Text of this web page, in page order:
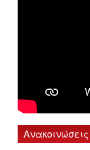
Ανακοινώσεις